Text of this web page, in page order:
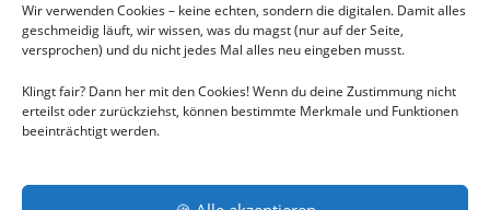
Wir verwenden Cookies – keine echten, sondern die digitalen. Damit alles
geschmeidig läuft, wir wissen, was du magst (nur auf der Seite,
versprochen) und du nicht jedes Mal alles neu eingeben musst.
Klingt fair? Dann her mit den Cookies! Wenn du deine Zustimmung nicht
erteilst oder zurückziehst, können bestimmte Merkmale und Funktionen
beeinträchtigt werden.
Casquette Je Suis Marine – Trucker Cap
€19,70
ICH WILL KEINEN KRIEG Trucker Cap –
€19,70